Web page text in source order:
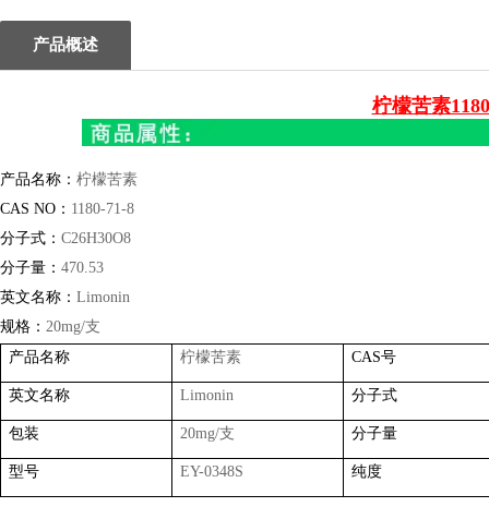
产品概述
柠檬苦素
产品名称： 柠檬苦素
CAS NO ： 1180-71-8
分子式： C26H30O8
分子量： 470.53
英文名称： Limonin
规格： 20mg/支
产品名称
柠檬苦素 CAS号
英文名称 Limonin 分子式
包装 20mg/支 分子量
型号 EY-0348S 纯度